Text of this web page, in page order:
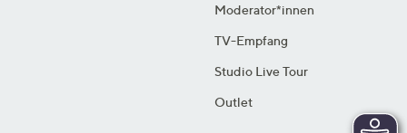
Moderator*innen
TV-Empfang
Studio Live Tour
Outlet